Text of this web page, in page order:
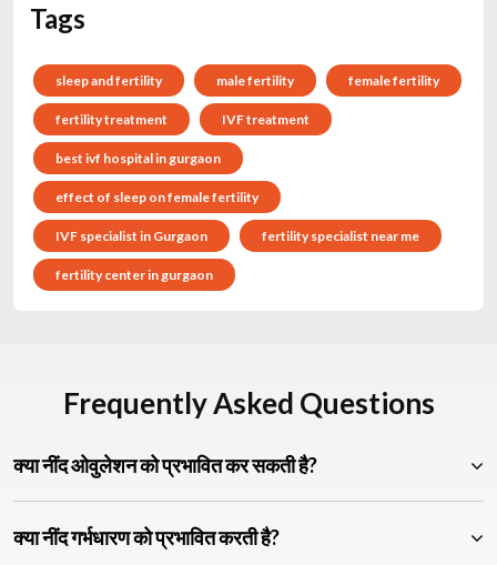
Tags
sleep and fertility male fertility female fertility
fertility treatment IVF treatment
best ivf hospital in gurgaon
effect of sleep on female fertility
IVF specialist in Gurgaon fertility specialist near me
fertility center in gurgaon
Frequently Asked Questions
क्या नींद ओवुलेशन को प्रभावित कर सकती है?
क्या नींद गर्भधारण को प्रभावित करती है?